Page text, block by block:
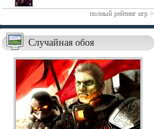
полный рейтинг игр >
Случайная обоя